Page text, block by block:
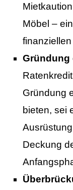
Möbel –
Gründung
Gründung
bieten, sei
Deckung